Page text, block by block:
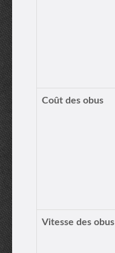
Coût des obus
Vitesse des obus